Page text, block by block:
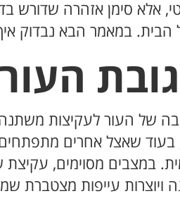
אלא סימן אזהרה שדורש
הבית. במאמר הבא נבדוק
של העור לעקיצות
שאצל אחרים
במצבים מסוימים,
ויוצרות עייפות מצטברת